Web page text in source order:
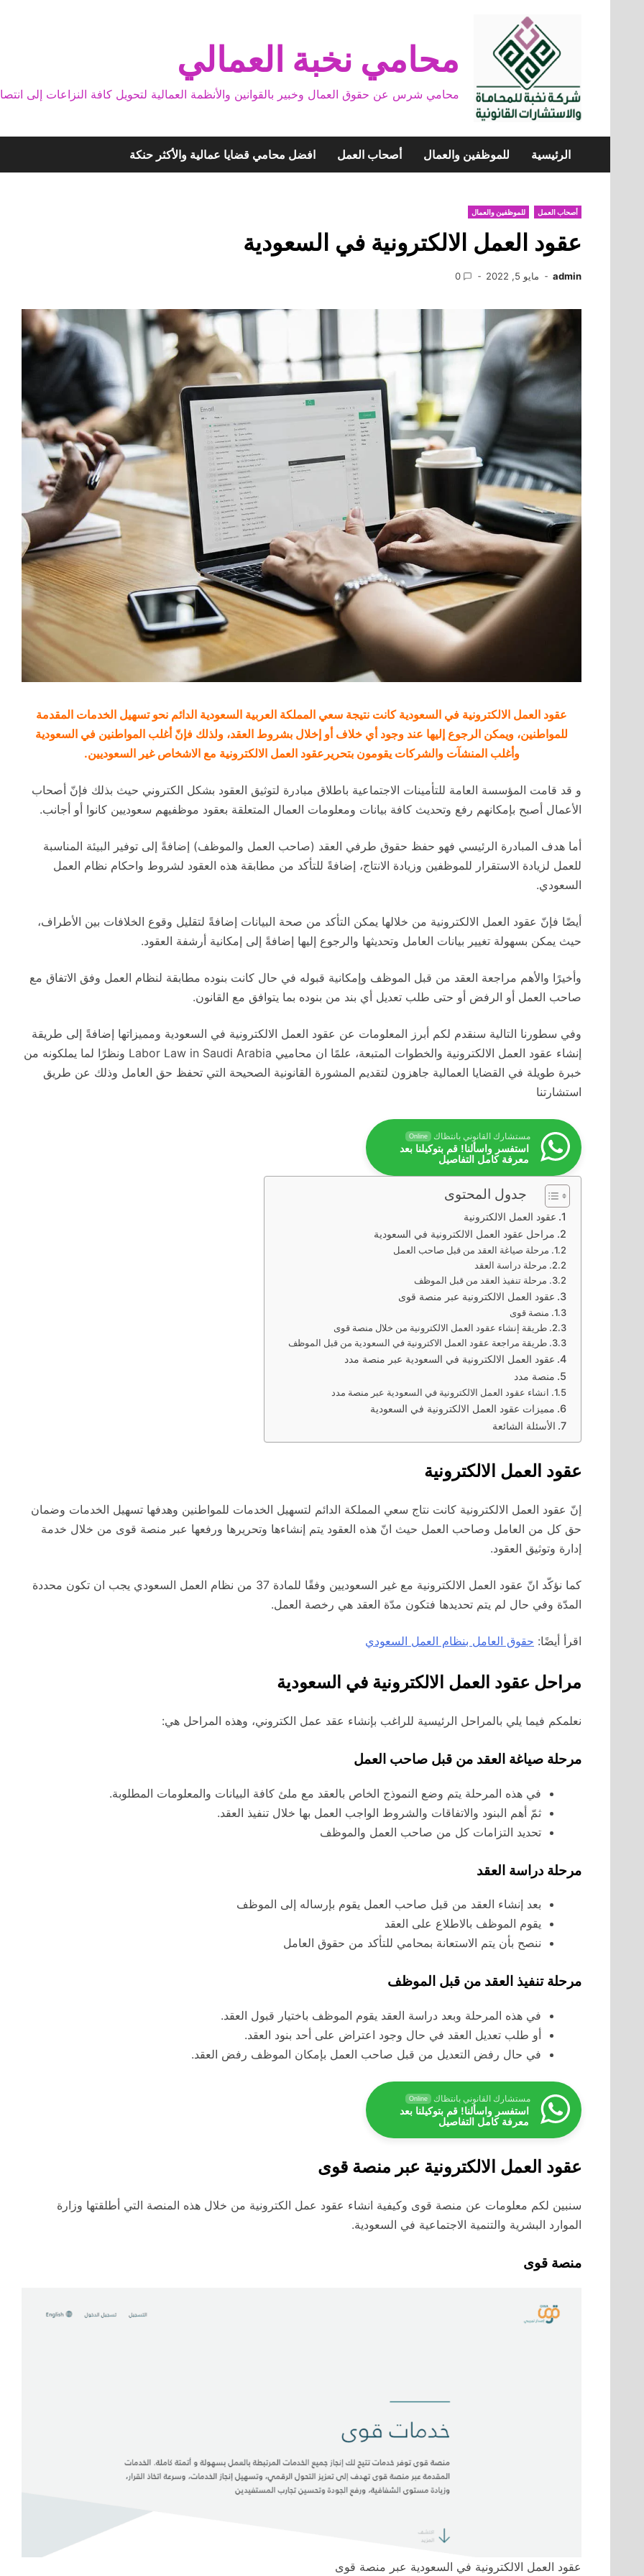
محامي نخبة العمالي
محامي شرس عن حقوق العمال وخبير بالقوانين والأنظمة العمالية لتحويل كافة النزاعات إلى
الرئيسية للموظفين والعمال أصحاب العمل افضل محامي قضايا عمالية والأكثر حنكة
أصحاب العمل للموظفين والعمال
عقود العمل الالكترونية في السعودية
admin مايو 5, 2022 0
عقود العمل الالكترونية في السعودية كانت نتيجة سعي المملكة العربية السعودية الدائم نحو تسهيل الخدمات المقدمة
للمواطنين، ويمكن الرجوع إليها عند وجود أي خلاف أو إخلال بشروط العقد، ولذلك فإنّ أغلب المواطنين في السعودية
وأغلب المنشآت والشركات يقومون بتحريرعقود العمل الالكترونية مع الاشخاص غير السعوديين.
و قد قامت المؤسسة العامة للتأمينات الاجتماعية باطلاق مبادرة لتوثيق العقود بشكل الكتروني حيث بذلك فإنّ أصحاب
الأعمال أصبح بإمكانهم رفع وتحديث كافة بيانات ومعلومات العمال المتعلقة بعقود موظفيهم سعوديين كانوا أو أجانب.
أما هدف المبادرة الرئيسي فهو حفظ حقوق طرفي العقد (صاحب العمل والموظف) إضافةً إلى توفير البيئة المناسبة
للعمل لزيادة الاستقرار للموظفين وزيادة الانتاج، إضافةً للتأكد من مطابقة هذه العقود لشروط واحكام نظام العمل
السعودي.
أيضًا فإنّ عقود العمل الالكترونية من خلالها يمكن التأكد من صحة البيانات إضافةً لتقليل وقوع الخلافات بين الأطراف،
حيث يمكن بسهولة تغيير بيانات العامل وتحديثها والرجوع إليها إضافةً إلى إمكانية أرشفة العقود.
وأخيرًا والأهم مراجعة العقد من قبل الموظف وإمكانية قبوله في حال كانت بنوده مطابقة لنظام العمل وفق الاتفاق مع
صاحب العمل أو الرفض أو حتى طلب تعديل أي بند من بنوده بما يتوافق مع القانون.
وفي سطورنا التالية سنقدم لكم أبرز المعلومات عن عقود العمل الالكترونية في السعودية ومميزاتها إضافةً إلى طريقة
إنشاء عقود العمل الالكترونية والخطوات المتبعة، علمًا ان محاميي Labor Law in Saudi Arabia ونظرًا لما يملكونه من
خبرة طويلة في القضايا العمالية جاهزون لتقديم المشورة القانونية الصحيحة التي تحفظ حق العامل وذلك عن طريق
استشارتنا
مستشارك القانوني بانتظاك Online
استفسر واسألنا! قم بتوكيلنا بعد
معرفة كامل التفاصيل
جدول المحتوى
عقود العمل الالكترونية
مراحل عقود العمل الالكترونية في السعودية
مرحلة صياغة العقد من قبل صاحب العمل
مرحلة دراسة العقد
مرحلة تنفيذ العقد من قبل الموظف
عقود العمل الالكترونية عبر منصة قوى
منصة قوى
طريقة إنشاء عقود العمل الالكترونية من خلال منصة قوى
طريقة مراجعة عقود العمل الاكترونية في السعودية من قبل الموظف
عقود العمل الالكترونية في السعودية عبر منصة مدد
منصة مدد
انشاء عقود العمل الالكترونية في السعودية عبر منصة مدد
مميزات عقود العمل الالكترونية في السعودية
الأسئلة الشائعة
عقود العمل الالكترونية
إنّ عقود العمل الالكترونية كانت نتاج سعي المملكة الدائم لتسهيل الخدمات للمواطنين وهدفها تسهيل الخدمات وضمان
حق كل من العامل وصاحب العمل حيث انّ هذه العقود يتم إنشاءها وتحريرها ورفعها عبر منصة قوى من خلال خدمة
إدارة وتوثيق العقود.
كما نؤكّد انّ عقود العمل الالكترونية مع غير السعوديين وفقًا للمادة 37 من نظام العمل السعودي يجب ان تكون محددة
المدّة وفي حال لم يتم تحديدها فتكون مدّة العقد هي رخصة العمل.
اقرأ أيضًا: حقوق العامل بنظام العمل السعودي
مراحل عقود العمل الالكترونية في السعودية
نعلمكم فيما يلي بالمراحل الرئيسية للراغب بإنشاء عقد عمل الكتروني، وهذه المراحل هي:
مرحلة صياغة العقد من قبل صاحب العمل
في هذه المرحلة يتم وضع النموذج الخاص بالعقد مع ملئ كافة البيانات والمعلومات المطلوبة.
ثمّ أهم البنود والاتفاقات والشروط الواجب العمل بها خلال تنفيذ العقد.
تحديد التزامات كل من صاحب العمل والموظف
مرحلة دراسة العقد
بعد إنشاء العقد من قبل صاحب العمل يقوم بإرساله إلى الموظف
يقوم الموظف بالاطلاع على العقد
ننصح بأن يتم الاستعانة بمحامي للتأكد من حقوق العامل
مرحلة تنفيذ العقد من قبل الموظف
في هذه المرحلة وبعد دراسة العقد يقوم الموظف باختيار قبول العقد.
أو طلب تعديل العقد في حال وجود اعتراض على أحد بنود العقد.
في حال رفض التعديل من قبل صاحب العمل بإمكان الموظف رفض العقد.
مستشارك القانوني بانتظاك Online
استفسر واسألنا! قم بتوكيلنا بعد
معرفة كامل التفاصيل
عقود العمل الالكترونية عبر منصة قوى
سنبين لكم معلومات عن منصة قوى وكيفية انشاء عقود عمل الكترونية من خلال هذه المنصة التي أطلقتها وزارة
الموارد البشرية والتنمية الاجتماعية في السعودية.
منصة قوى
عقود العمل الالكترونية في السعودية عبر منصة قوى